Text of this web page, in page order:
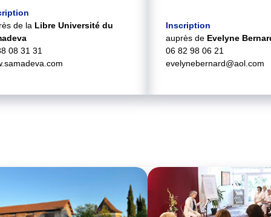
de la Libre Université du
08 31 31
Inscription
auprès de Evelyne
06 82 98 06 21
evelynebernard@aol.com